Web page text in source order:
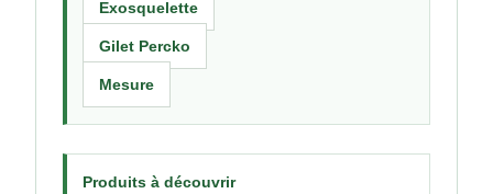
Exosquelette
Gilet Percko
Mesure
Produits à découvrir